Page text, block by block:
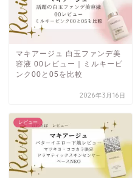
マキアージュ 白玉ファンデ美
容液 00レビュー｜ミルキーピ
ンク00と05を比較
2026年3月16日
レビュー